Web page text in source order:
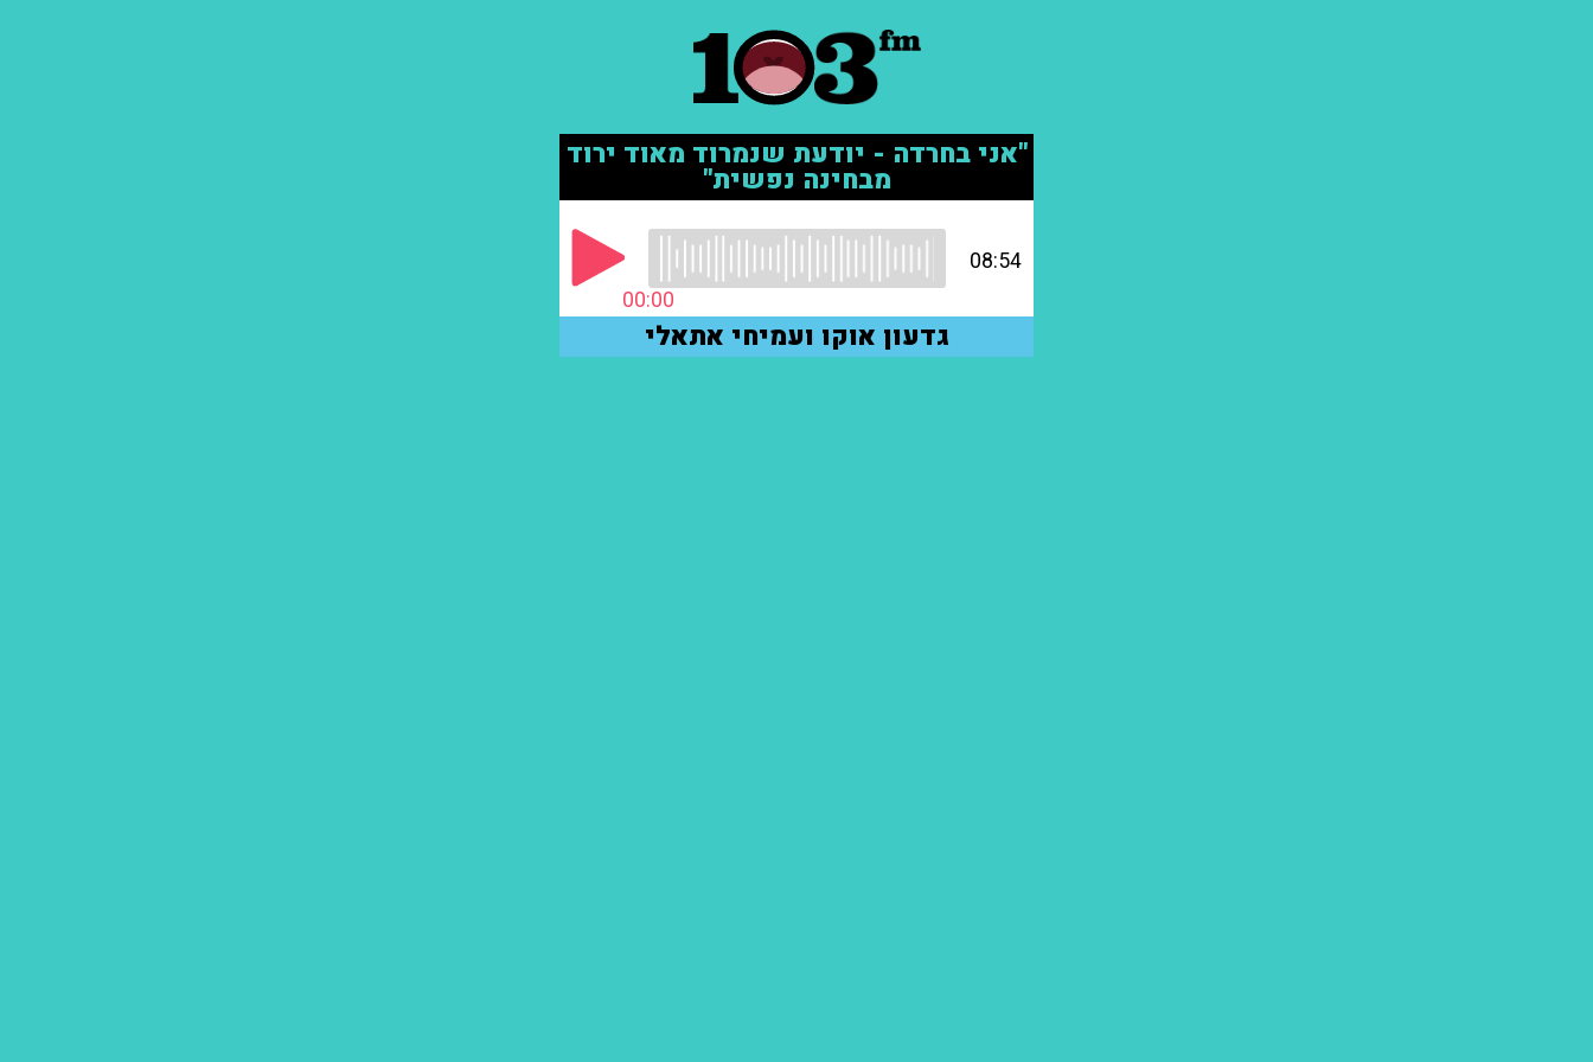
"אני בחרדה - יודעת שנמרוד מאוד ירוד
מבחינה נפשית"
00:00
08:54
גדעון אוקו ועמיחי אתאלי